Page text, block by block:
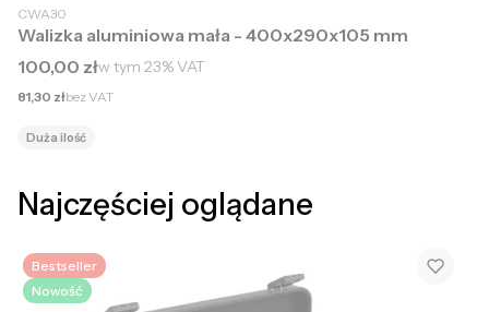
CWA30
Walizka aluminiowa mała - 400x290x105 mm
Cena brutto
100,00 złw tym 23%VAT
Cena netto
81,30 złbez VAT
Duża ilość
Najczęściej oglądane
Bestseller
Nowość